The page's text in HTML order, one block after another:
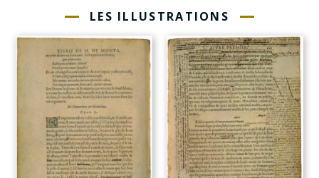
LES ILLUSTRATIONS